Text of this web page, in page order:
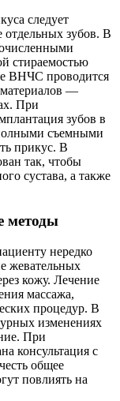
следует
зубов. В
стираемостью
ВНЧС проводится
—
При
зубов в
съемными
прикус. В
так, чтобы
сустава, а также
методы
нередко
жевательных
кожу. Лечение
массажа,
процедур. В
изменениях
При
консультация с
общее
повлиять на